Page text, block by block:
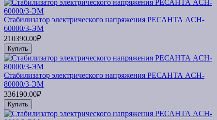
Стабилизатор электрического напряжения РЕСАНТА ACH-
60000/3-ЭМ
210390.00₽
Купить
Стабилизатор электрического напряжения РЕСАНТА ACH-
80000/3-ЭМ
336190.00₽
Купить